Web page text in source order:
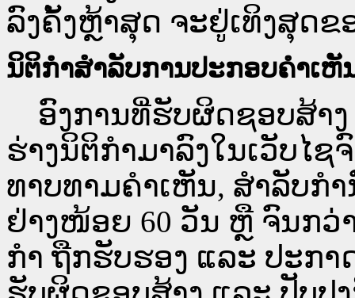
ລົງຄັ້ງຫຼ້າສຸດ ຈະຢູ່ເທິງສຸດຂ
ນິຕິກຳສຳລັບການປະກອບຄຳເຫັ
ອົງການທີ່ຮັບຜິດຊອບສ້າງ
ຮ່າງນິຕິກຳມາລົງໃນ​ເວັບ​ໄ
ທາບທາມຄຳເຫັນ, ສໍາລັບກໍ
ຢ່າງໜ້ອຍ 60 ວັນ ຫຼື ຈົນກ
ກໍາ ຖືກຮັບຮອງ ແລະ ປະກ